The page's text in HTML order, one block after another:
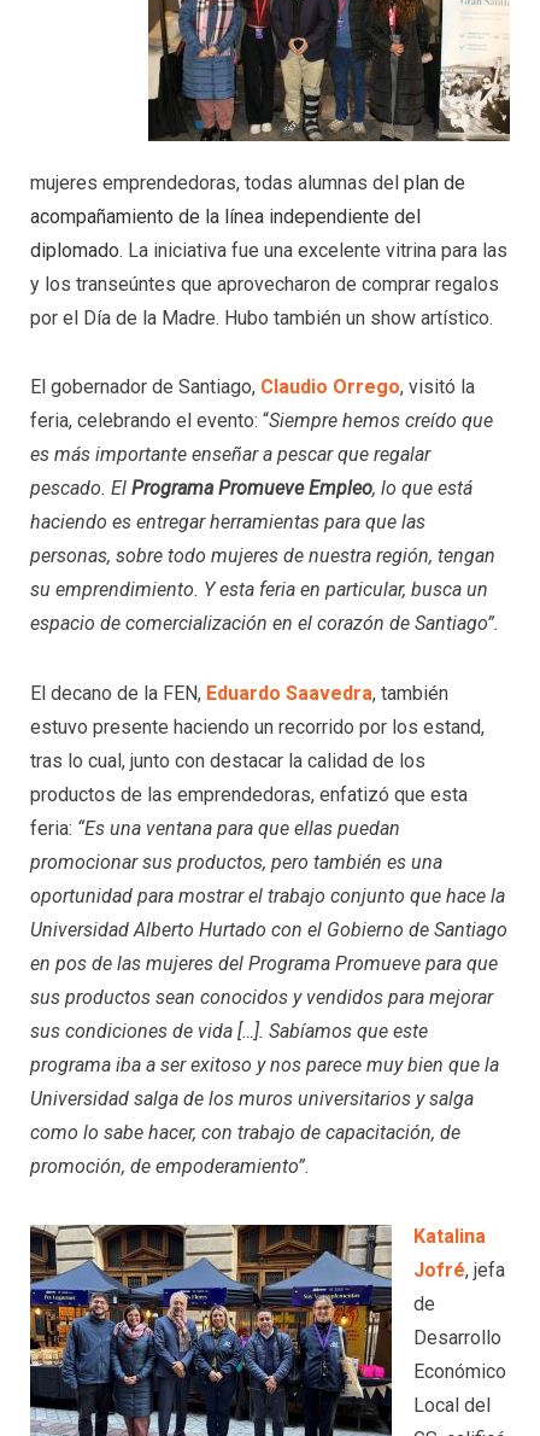
mujeres emprendedoras, todas alumnas del plan de
acompañamiento de la línea independiente del
diplomado. La iniciativa fue una excelente vitrina para las
y los transeúntes que aprovecharon de comprar regalos
por el Día de la Madre. Hubo también un show artístico.
El gobernador de Santiago, Claudio Orrego, visitó la
feria, celebrando el evento: “Siempre hemos creído que
es más importante enseñar a pescar que regalar
pescado. El Programa Promueve Empleo, lo que está
haciendo es entregar herramientas para que las
personas, sobre todo mujeres de nuestra región, tengan
su emprendimiento. Y esta feria en particular, busca un
espacio de comercialización en el corazón de Santiago”.
El decano de la FEN, Eduardo Saavedra, también
estuvo presente haciendo un recorrido por los estand,
tras lo cual, junto con destacar la calidad de los
productos de las emprendedoras, enfatizó que esta
feria: “Es una ventana para que ellas puedan
promocionar sus productos, pero también es una
oportunidad para mostrar el trabajo conjunto que hace la
Universidad Alberto Hurtado con el Gobierno de Santiago
en pos de las mujeres del Programa Promueve para que
sus productos sean conocidos y vendidos para mejorar
sus condiciones de vida […]. Sabíamos que este
programa iba a ser exitoso y nos parece muy bien que la
Universidad salga de los muros universitarios y salga
como lo sabe hacer, con trabajo de capacitación, de
promoción, de empoderamiento”.
Katalina
Jofré, jefa
de
Desarrollo
Económico
Local del